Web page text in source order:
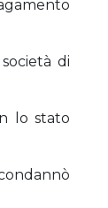
di
lo stato